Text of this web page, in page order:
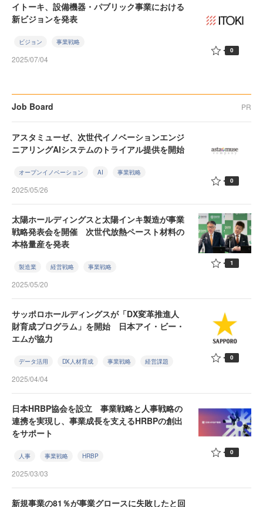
イトーキ、設備機器・パブリック事業における
新ビジョンを発表
ビジョン 事業戦略
2025/07/04
0
Job Board PR
アスタミューゼ、次世代イノベーションエンジ
ニアリングAIシステムのトライアル提供を開始
オープンイノベーション AI 事業戦略
2025/05/26
0
太陽ホールディングスと太陽インキ製造が事業
戦略発表会を開催 次世代放熱ペースト材料の
本格量産を発表
製造業 経営戦略 事業戦略
2025/05/20
1
サッポロホールディングスが「DX変革推進人
財育成プログラム」を開始 日本アイ・ビー・
エムが協力
データ活用 DX人材育成 事業戦略 経営課題
2025/04/04
0
日本HRBP協会を設立 事業戦略と人事戦略の
連携を実現し、事業成長を支えるHRBPの創出
をサポート
人事 事業戦略 HRBP
2025/03/03
0
新規事業の81％が事業グロースに失敗したと回